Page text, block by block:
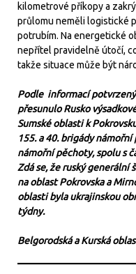
kilometrové příkopy a
průlomu neměli logistické
potrubím. Na energetické
nepřítel pravidelně útočí,
takže situace může být
Podle informací
přesunulo Rusko
Sumské oblasti k
155. a 40. brigády
námořní pěchoty, spolu s
Zdá se, že ruský
na oblast Pokrovska a
oblasti byla ukrajinskou
týdny.
Belgorodská a Kurská